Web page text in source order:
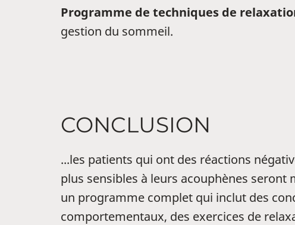
Programme de techniques de
gestion du sommeil.
CONCLUSION
...les patients qui ont des réactions
plus sensibles à leurs acouphènes seront
un programme complet qui inclut des
comportementaux, des exercices de